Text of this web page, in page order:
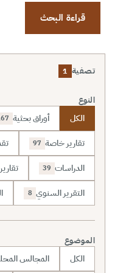
قراءة البحث
تصفية 1
النوع
الكل أوراق بحثية
تقارير خاصة 97
الدراسات 39
التقرير السنوي 8
الموضوع
الكل المجالس